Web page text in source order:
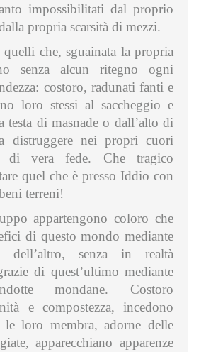
impossibilitati dal proprio
propria scarsità di mezzi.
che, sguainata la propria
senza alcun ritegno ogni
costoro, radunati fanti e
loro stessi al saccheggio e
testa di masnade o dall’alto di
distruggere nei propri cuori
di vera fede. Che tragico
quel che è presso Iddio con
terreni!
appartengono coloro che
di questo mondo mediante
dell’altro, senza in realtà
di quest’ultimo mediante
mondane. Costoro
e compostezza, incedono
loro membra, adorne delle
apparecchiano apparenze